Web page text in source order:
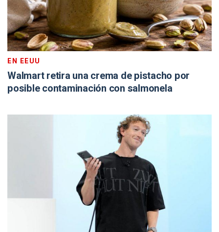
EN EEUU
Walmart retira una crema de pistacho por
posible contaminación con salmonela